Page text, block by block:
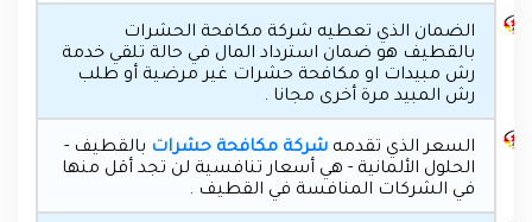
الضمان الذي تعطيه شركة مكافحة الحشرات
بالقطيف هو ضمان استرداد المال في حالة تلقي خدمة
رش مبيدات او مكافحة حشرات غير مرضية أو طلب
رش المبيد مرة أخرى مجانا .
السعر الذي تقدمه شركة مكافحة حشرات بالقطيف -
الحلول الألمانية - هي أسعار تنافسية لن تجد أقل منها
في الشركات المنافسة في القطيف .